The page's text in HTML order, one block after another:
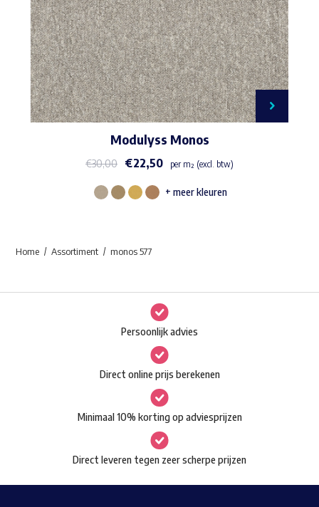
Waar ben je naar op zoek?
Modulyss Monos
€30,00 €22,50 per m² (excl. btw)
Dit
Deze
optie
kan
gekozen
worden
op
de
productpagina
+ meer kleuren
Home Assortiment monos 577
Persoonlijk advies
Direct online prijs berekenen
Minimaal 10% korting op adviesprijzen
Direct leveren tegen zeer scherpe prijzen